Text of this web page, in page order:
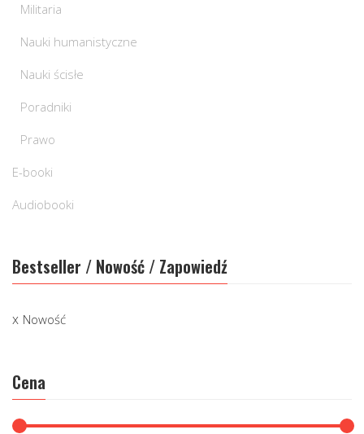
Militaria
Nauki humanistyczne
Nauki ścisłe
Poradniki
Prawo
E-booki
Audiobooki
Bestseller / Nowość / Zapowiedź
Nowość
Cena